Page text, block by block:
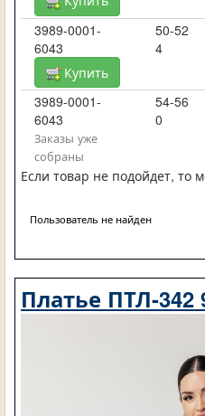
3989-0001-
6043
50-52
4
Купить
3989-0001-
6043
54-56
0
Заказы уже
собраны
Если товар не подойдет, то
Пользователь не найден
Платье ПТЛ-342